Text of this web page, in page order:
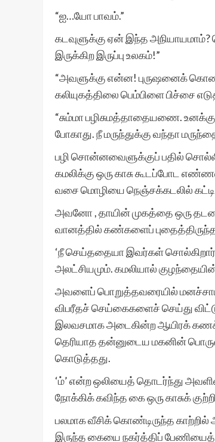
“ஐ…யோ பாவம்.”
கடவுளுக்கு ஏன் இந்த
இருக்கிற இருப்பு உலகம்!”
“அவளுக்கு என்ன! புருஷனைக்
கலியுகத்திலை பெம்பிளை பிச்சை
“சும்மா பழிசுமத்தாதையணை.
போகாது. நீ மருந்துக்கு வந்தா
பழி சொன்னவைளுக்குப் பதில்
கமலிக்கு ஒரு காசு கூடப்போட
வசை மொழியை நெஞ்சக்கடலில் கட்டி
அவனோ , தாயின் முகத்தை ஒரு தடவை
வானத்தில் கண்களைப்
‘நீ செய்ததையா இவர்கள்
அலட்சியமும். கமலியால்
அவளைப் பொறுத்தவரையில்
விபரீதச் செய்கைகளைச் செய்து
இலவசமாக அடைகின்ற ஆயிரக்
தெரியாத தன்னுடைய மகனின்
கொடுத்தது.
‘ம்’ என்ற ஒலியைத் தொடர்ந்து
நோக்கிக் கவிந்த கை ஒரு காசுக்
பலமாக வீசிக் கொண்டிருந்த காற்றில்
இருந்த கையை நகர்த்திப்